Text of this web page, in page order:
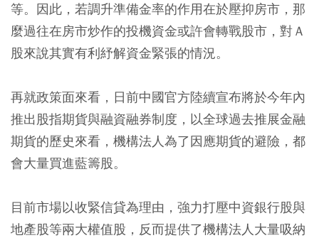
等。因此，若調升準備金率的作用在於壓抑房市，那
麼過往在房市炒作的投機資金或許會轉戰股市，對Ａ
股來說其實有利紓解資金緊張的情況。
再就政策面來看，日前中國官方陸續宣布將於今年內
推出股指期貨與融資融券制度，以全球過去推展金融
期貨的歷史來看，機構法人為了因應期貨的避險，都
會大量買進藍籌股。
目前市場以收緊信貸為理由，強力打壓中資銀行股與
地產股等兩大權值股，反而提供了機構法人大量吸納